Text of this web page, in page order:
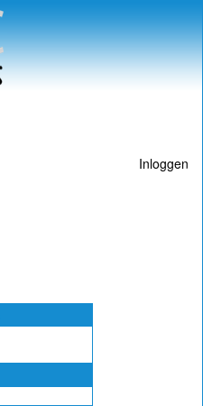
Inloggen